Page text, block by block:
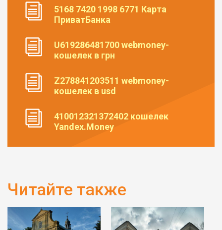
5168 7420 1998 6771 Карта
ПриватБанка
U619286481700 webmoney-
кошелек в грн
Z278841203511 webmoney-
кошелек в usd
410012321372402 кошелек
Yandex.Money
Читайте также